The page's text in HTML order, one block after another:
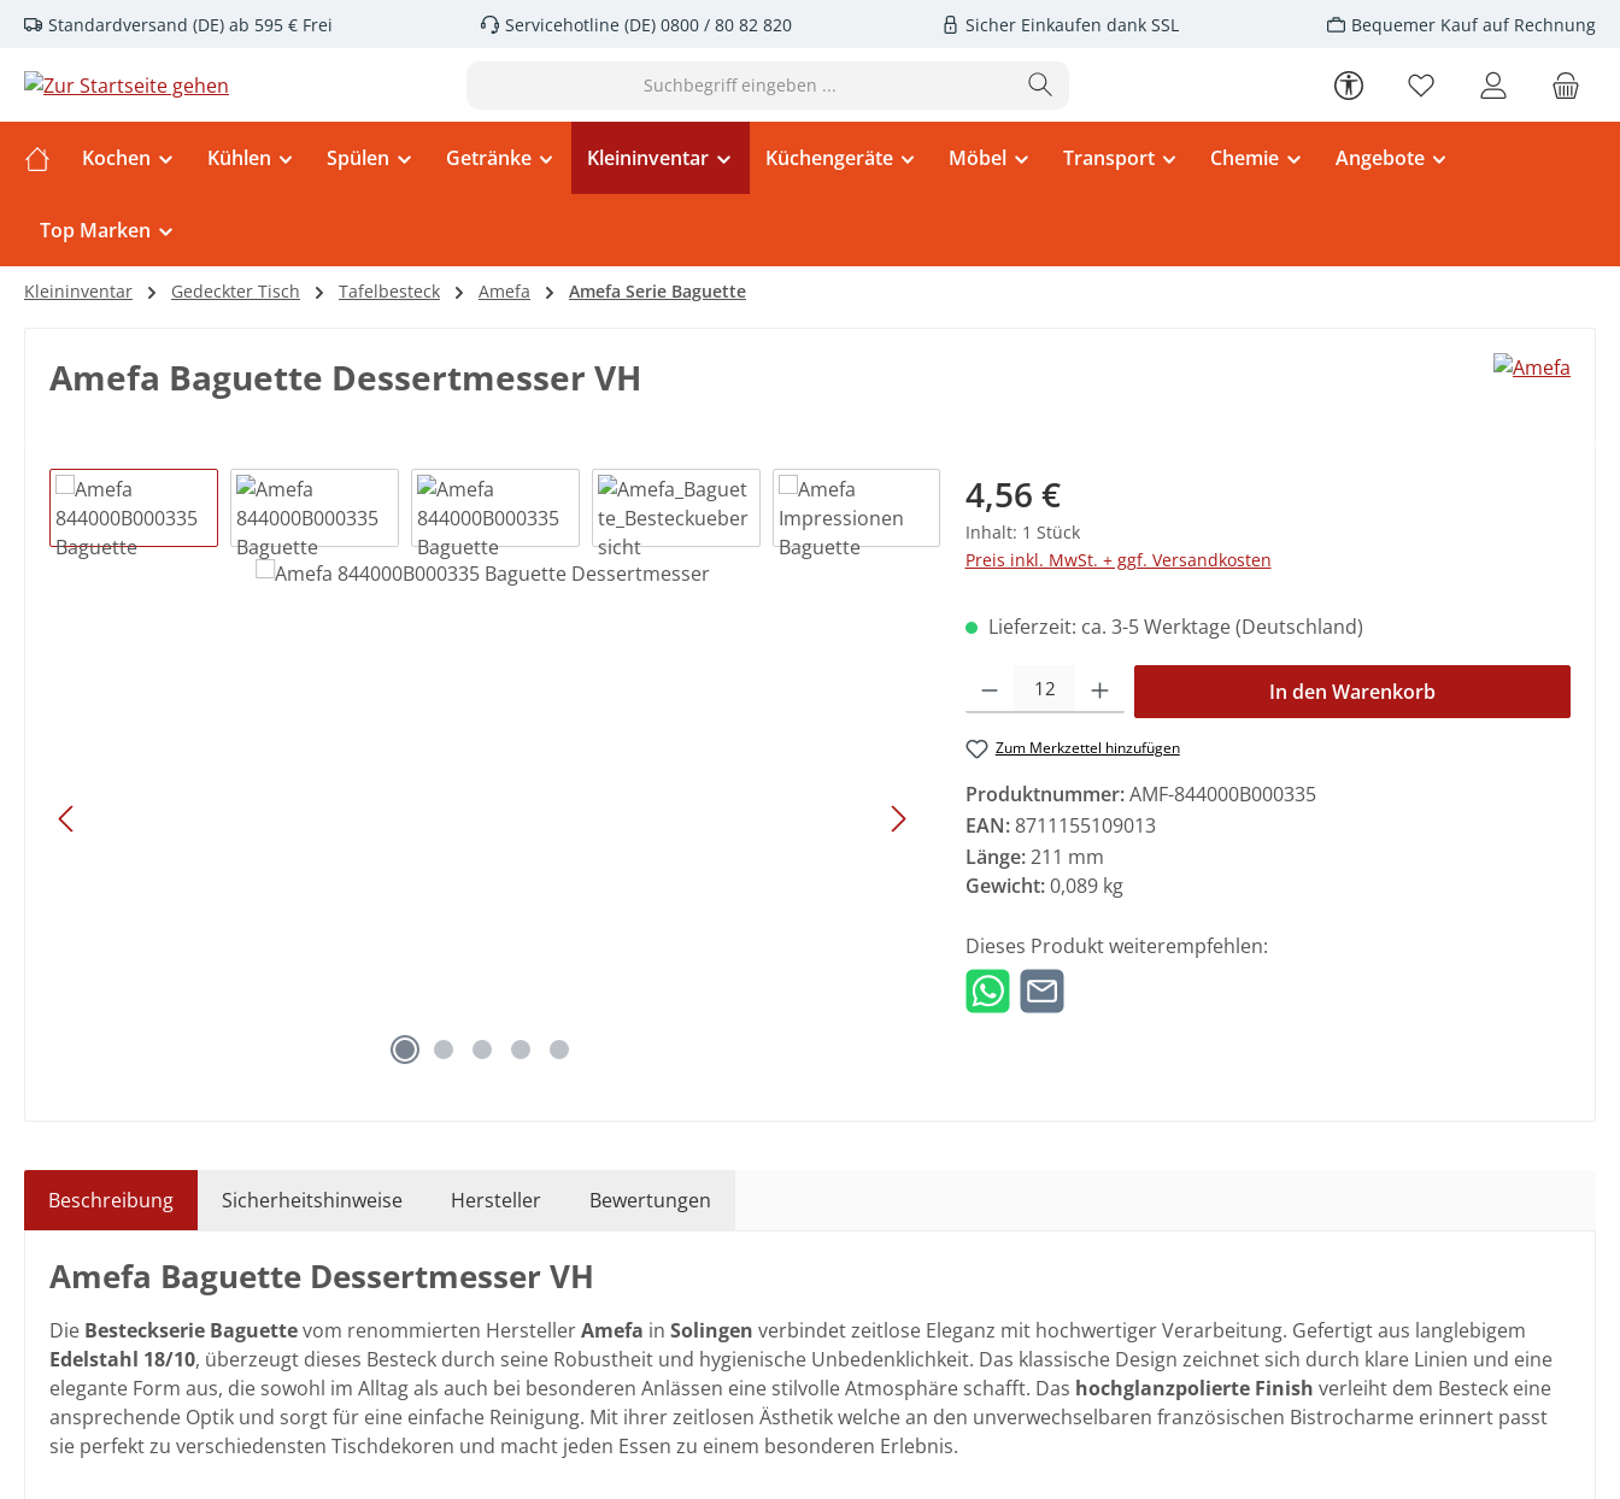
Hauptinhalt springen
Zur Suche springen
Zur Hauptnavigation springen
Standardversand (DE) ab 595 € Frei Servicehotline (DE) 0800 / 80 82 820 Sicher Einkaufen dank SSL Bequemer Kauf auf Rechnung
Werkzeugleiste anzeigen
Du hast 0 Produkte
Kochen Kühlen Spülen Getränke Kleininventar Küchengeräte Möbel Transport Chemie Angebote
Top Marken
Kleininventar Gedeckter Tisch Tafelbesteck Amefa Amefa Serie Baguette
Amefa Baguette Dessertmesser VH
Bildergalerie überspringen Regulärer Preis:
4,56 €
Inhalt: 1 Stück
Preis inkl. MwSt. + ggf. Versandkosten
Lieferzeit: ca. 3-5 Werktage (Deutschland)
Produkt Anzahl: Gib den gewünschten Wert ein oder benutze die
In den Warenkorb
Zum Merkzettel hinzufügen
Produktnummer:AMF-844000B000335
EAN:8711155109013
Länge:211 mm
Gewicht:0,089 kg
Dieses Produkt weiterempfehlen:
Beschreibung Sicherheitshinweise Hersteller Bewertungen
Amefa Baguette Dessertmesser VH
Die Besteckserie Baguettevom renommierten HerstellerAmefa in Solingen verbindet zeitlose Eleganz mit hochwertiger Verarbeitung. Gefertigt aus langlebigem
Edelstahl 18/10, überzeugt dieses Besteck durch seine Robustheit und hygienische Unbedenklichkeit. Das klassische Design zeichnet sich durch klare Linien und eine
elegante Form aus, die sowohl im Alltag als auch bei besonderen Anlässen eine stilvolle Atmosphäre schafft. Das hochglanzpolierte Finish verleiht dem Besteck eine
ansprechende Optik und sorgt für eine einfache Reinigung. Mit ihrer zeitlosen Ästhetik welche an den unverwechselbaren französischen Bistrocharme erinnert passt
sie perfekt zu verschiedensten Tischdekoren und macht jeden Essen zu einem besonderen Erlebnis.